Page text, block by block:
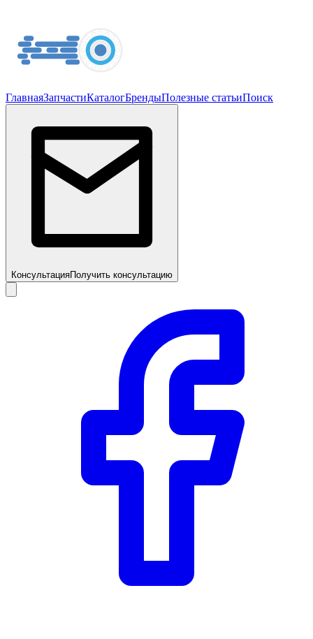
ГлавнаяЗапчастиКаталогБрендыПолезные статьиПоиск
КонсультацияПолучить консультацию